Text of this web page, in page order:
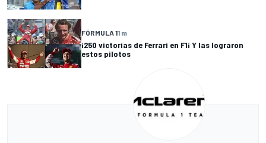
FÓRMULA 11 m
¡250 victorias de Ferrari en F1¡ Y las lograron
estos pilotos